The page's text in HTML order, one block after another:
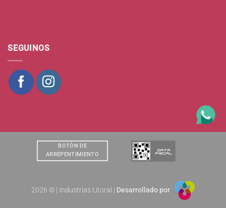
SEGUINOS
BOTÒN DE
ARREPENTIMIENTO
2026 © | Industrias Litoral | Desarrollado por